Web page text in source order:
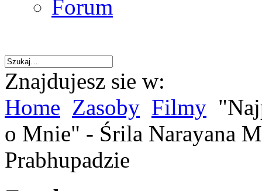
Forum
Znajdujesz sie w:
Home Zasoby Filmy
o Mnie" - Śrila Narayana
Prabhupadzie